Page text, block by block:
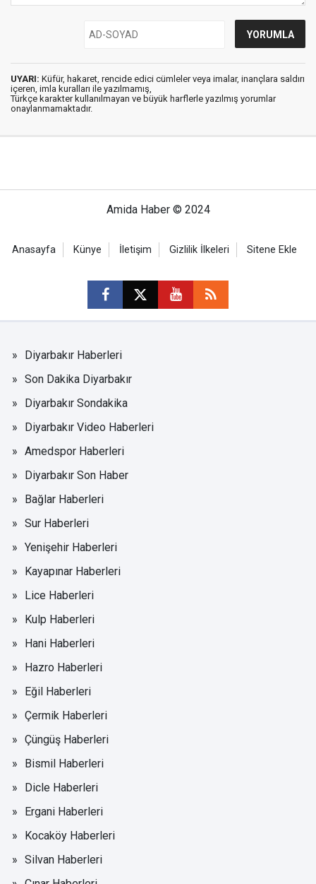
UYARI: Küfür, hakaret, rencide edici cümleler veya imalar, inançlara saldırı
içeren, imla kuralları ile yazılmamış,
Türkçe karakter kullanılmayan ve büyük harflerle yazılmış yorumlar
onaylanmamaktadır.
Amida Haber © 2024
Anasayfa Künye İletişim Gizlilik İlkeleri Sitene Ekle
Diyarbakır Haberleri
Son Dakika Diyarbakır
Diyarbakır Sondakika
Diyarbakır Video Haberleri
Amedspor Haberleri
Diyarbakır Son Haber
Bağlar Haberleri
Sur Haberleri
Yenişehir Haberleri
Kayapınar Haberleri
Lice Haberleri
Kulp Haberleri
Hani Haberleri
Hazro Haberleri
Eğil Haberleri
Çermik Haberleri
Çüngüş Haberleri
Bismil Haberleri
Dicle Haberleri
Ergani Haberleri
Kocaköy Haberleri
Silvan Haberleri